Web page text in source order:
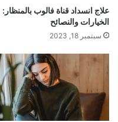
علاج انسداد قناة فالوب بالمنظار:
الخيارات والنصائح
سبتمبر 18, 2023